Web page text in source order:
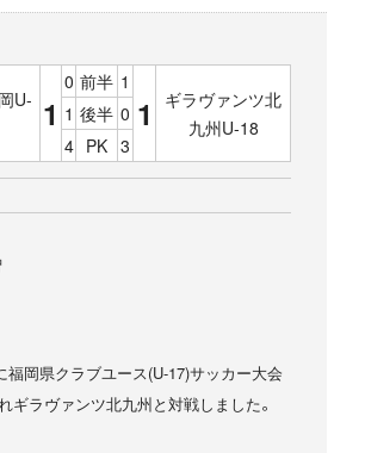
U- 1
0 前半 1
1
ギラヴァンツ北
九州U-18
1 後半 0
4 PK 3
福岡県クラブユース(U-17)サッカー大会
ギラヴァンツ北九州と対戦しました。